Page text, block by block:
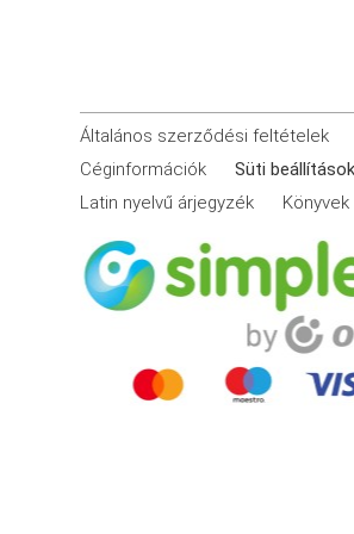
Általános szerződési feltételek
Céginformációk
Süti beállítások
Latin nyelvű árjegyzék